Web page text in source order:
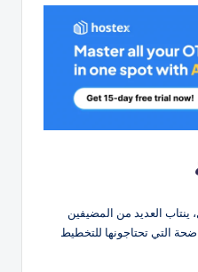
ينتاب العديد من المضيفين
التي تحتاجونها للتخطيط